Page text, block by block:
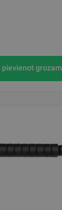
pievienot grozam